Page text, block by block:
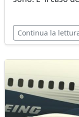
Continua la